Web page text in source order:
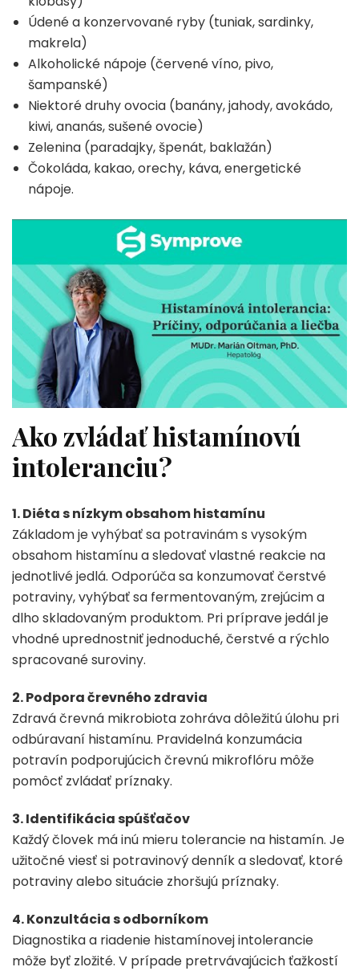
Údené a konzervované ryby (tuniak, sardinky,
makrela)
Alkoholické nápoje (červené víno, pivo,
šampanské)
Niektoré druhy ovocia (banány, jahody, avokádo,
kiwi, ananás, sušené ovocie)
Zelenina (paradajky, špenát, baklažán)
Čokoláda, kakao, orechy, káva, energetické
nápoje.
Ako zvládať histamínovú
intoleranciu?
1. Diéta s nízkym obsahom histamínu
Základom je vyhýbať sa potravinám s vysokým
obsahom histamínu a sledovať vlastné reakcie na
jednotlivé jedlá. Odporúča sa konzumovať čerstvé
potraviny, vyhýbať sa fermentovaným, zrejúcim a
dlho skladovaným produktom. Pri príprave jedál je
vhodné uprednostniť jednoduché, čerstvé a rýchlo
spracované suroviny.
2. Podpora črevného zdravia
Zdravá črevná mikrobiota zohráva dôležitú úlohu pri
odbúravaní histamínu. Pravidelná konzumácia
potravín podporujúcich črevnú mikroflóru môže
pomôcť zvládať príznaky.
3. Identifikácia spúšťačov
Každý človek má inú mieru tolerancie na histamín. Je
užitočné viesť si potravinový denník a sledovať, ktoré
potraviny alebo situácie zhoršujú príznaky.
4. Konzultácia s odborníkom
Diagnostika a riadenie histamínovej intolerancie
môže byť zložité. V prípade pretrvávajúcich ťažkostí